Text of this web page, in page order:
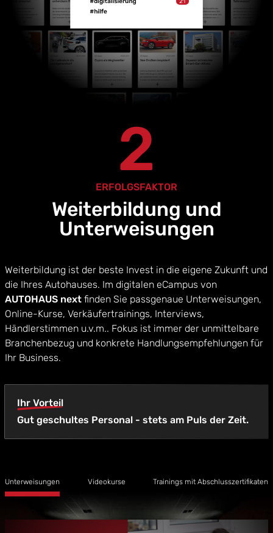
2
ERFOLGSFAKTOR
Weiterbildung und
Unterweisungen
Weiterbildung ist der beste Invest in die eigene Zukunft und
die Ihres Autohauses. Im digitalen eCampus von
AUTOHAUS next finden Sie passgenaue Unterweisungen,
Online-Kurse, Verkäufertrainings, Interviews,
Händlerstimmen u.v.m.. Fokus ist immer der unmittelbare
Branchenbezug und konkrete Handlungsempfehlungen für
Ihr Business.
Ihr Vorteil
Gut geschultes Personal - stets am Puls der Zeit.
Unterweisungen Videokurse Trainings mit Abschlusszertifikaten